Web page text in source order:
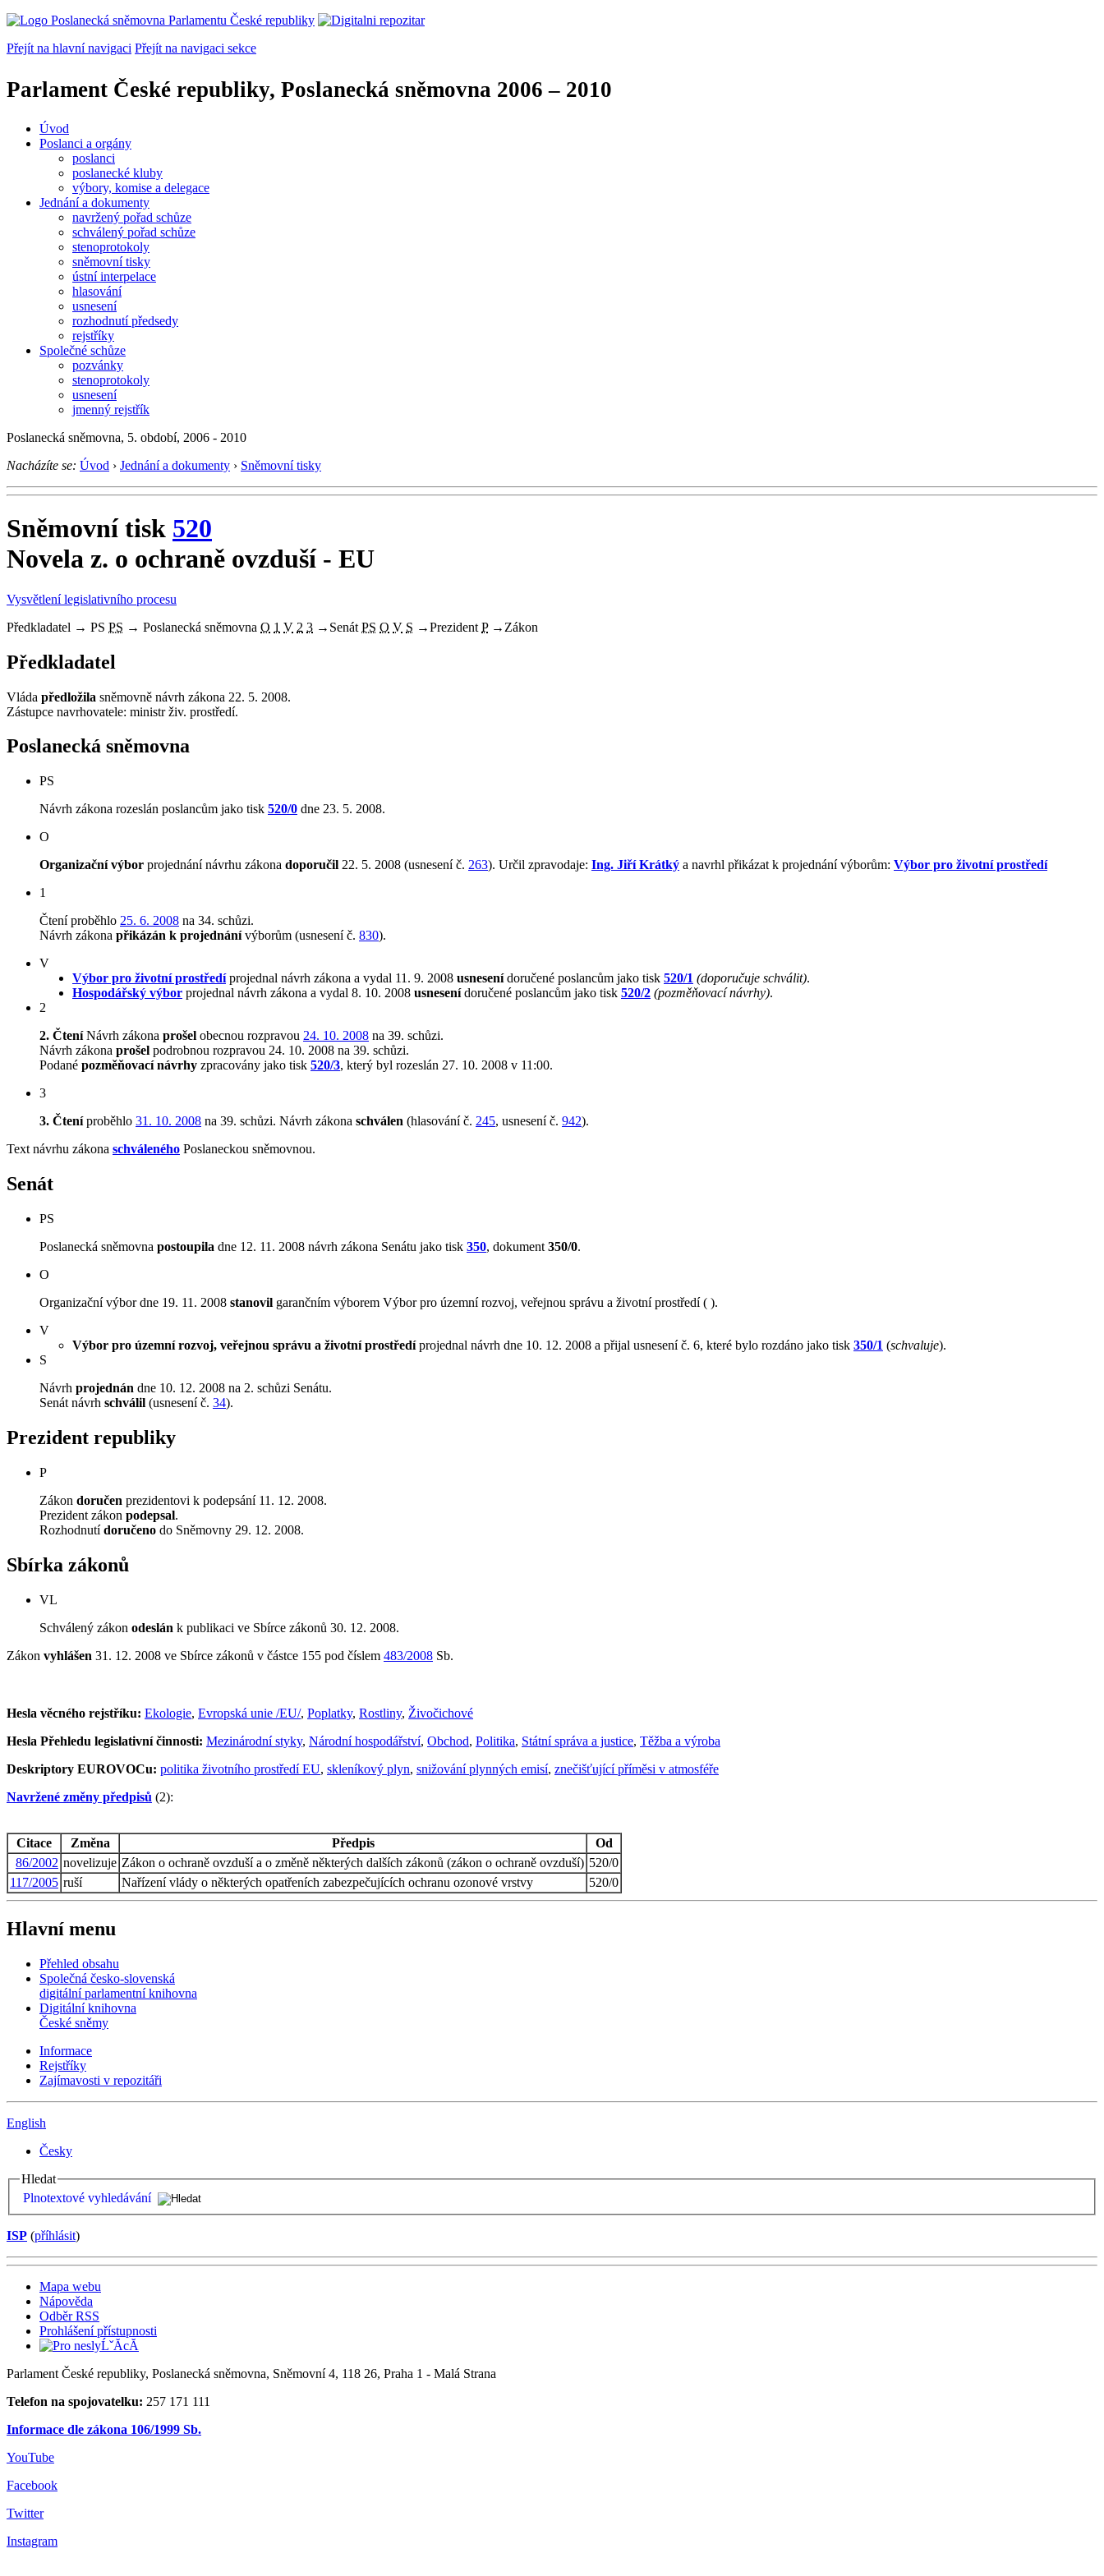
Přejít na hlavní navigaci Přejít na navigaci sekce
Parlament České republiky, Poslanecká sněmovna 2006 – 2010
Úvod
Poslanci a orgány
poslanci
poslanecké kluby
výbory, komise a delegace
Jednání a dokumenty
navržený pořad schůze
schválený pořad schůze
stenoprotokoly
sněmovní tisky
ústní interpelace
hlasování
usnesení
rozhodnutí předsedy
rejstříky
Společné schůze
pozvánky
stenoprotokoly
usnesení
jmenný rejstřík
Poslanecká sněmovna, 5. období, 2006 - 2010
Nacházíte se: Úvod › Jednání a dokumenty › Sněmovní tisky
Sněmovní tisk 520
Novela z. o ochraně ovzduší - EU
Vysvětlení legislativního procesu
Předkladatel → PS PS → Poslanecká sněmovna O 1 V 2 3 → Senát PS O V S →Prezident P → Zákon
Předkladatel
Vláda předložila sněmovně návrh zákona 22. 5. 2008.
Zástupce navrhovatele: ministr živ. prostředí.
Poslanecká sněmovna
PS
Návrh zákona rozeslán poslancům jako tisk 520/0 dne 23. 5. 2008.
O
Organizační výbor projednání návrhu zákona doporučil 22. 5. 2008 (usnesení č. 263). Určil zpravodaje: Ing. Jiří Krátký a navrhl přikázat k projednání výborům: Výbor pro životní prostředí
1
Čtení proběhlo 25. 6. 2008 na 34. schůzi.
Návrh zákona přikázán k projednánívýborům (usnesení č. 830).
V
Výbor pro životní prostředíprojednal návrh zákona a vydal 11. 9. 2008 usnesenídoručené poslancům jako tisk 520/1 (doporučuje schválit).
Hospodářský výbor projednal návrh zákona a vydal 8. 10. 2008 usnesenídoručené poslancům jako tisk 520/2 (pozměňovací návrhy).
2
2. ČteníNávrh zákona prošel obecnou rozpravou 24. 10. 2008 na 39. schůzi.
Návrh zákona prošel podrobnou rozpravou 24. 10. 2008 na 39. schůzi.
Podané pozměňovací návrhy zpracovány jako tisk 520/3, který byl rozeslán 27. 10. 2008 v 11:00.
3
3. Čteníproběhlo 31. 10. 2008 na 39. schůzi. Návrh zákona schválen (hlasování č. 245, usnesení č. 942).
Text návrhu zákona schváleného Poslaneckou sněmovnou.
Senát
PS
Poslanecká sněmovna postoupila dne 12. 11. 2008 návrh zákona Senátu jako tisk 350, dokument 350/0.
O
Organizační výbor dne 19. 11. 2008 stanovil garančním výborem Výbor pro územní rozvoj, veřejnou správu a životní prostředí ( ).
V
Výbor pro územní rozvoj, veřejnou správu a životní prostředíprojednal návrh dne 10. 12. 2008 a přijal usnesení č. 6, které bylo rozdáno jako tisk 350/1 (schvaluje).
S
Návrh projednán dne 10. 12. 2008 na 2. schůzi Senátu.
Senát návrh schválil (usnesení č. 34).
Prezident republiky
P
Zákon doručen prezidentovi k podepsání 11. 12. 2008.
Prezident zákon podepsal.
Rozhodnutídoručeno do Sněmovny 29. 12. 2008.
Sbírka zákonů
VL
Schválený zákon odeslán k publikaci ve Sbírce zákonů 30. 12. 2008.
Zákon vyhlášen 31. 12. 2008 ve Sbírce zákonů v částce 155 pod číslem 483/2008 Sb.
Hesla věcného rejstříku: Ekologie, Evropská unie /EU/, Poplatky, Rostliny, Živočichové
Hesla Přehledu legislativní činnosti: Mezinárodní styky, Národní hospodářství, Obchod, Politika, Státní správa a justice, Těžba a výroba
Deskriptory EUROVOCu: politika životního prostředí EU, skleníkový plyn, snižování plynných emisí, znečišťující příměsi v atmosféře
Navržené změny předpisů (2):
Citace Změna Předpis
Od
86/2002 novelizuje Zákon o ochraně ovzduší a o změně některých dalších zákonů (zákon o ochraně ovzduší) 520/0
117/2005 ruší Nařízení vlády o některých opatřeních zabezpečujících ochranu ozonové vrstvy 520/0
Hlavní menu
Přehled obsahu
Společná česko-slovenská
digitální parlamentní knihovna
Digitální knihovna
České sněmy
Informace
Rejstříky
Zajímavosti v repozitáři
English
Česky
Hledat
Plnotextové vyhledávání
ISP (příhlásit)
Mapa webu
Nápověda
Odběr RSS
Prohlášení přístupnosti
Parlament České republiky, Poslanecká sněmovna, Sněmovní 4, 118 26, Praha 1 - Malá Strana
Telefon na spojovatelku: 257 171 111
Informace dle zákona 106/1999 Sb.
YouTube
Facebook
Twitter
Instagram